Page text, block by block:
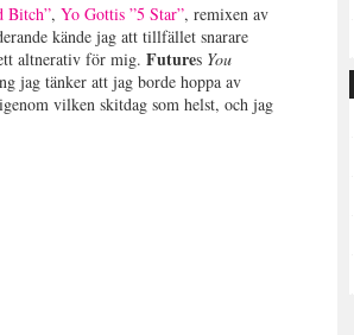
Bitch”,Yo Gottis ”5 Star”, remixen av
kände jag att tillfället snarare
altnerativ för mig.Futures You
jag tänker att jag borde hoppa av
vilken skitdag som helst, och jag